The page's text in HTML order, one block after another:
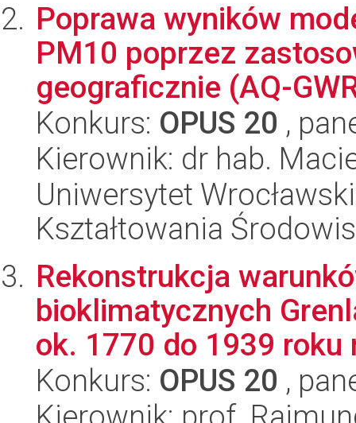
Poprawa wyników
PM10 poprzez
geograficznie (AQ-
Konkurs: OPUS 20 ,
Kierownik: dr hab.
Uniwersytet
Kształtowania
Rekonstrukcja
bioklimatycznych
ok. 1770 do 1939 roku
Konkurs: OPUS 20 ,